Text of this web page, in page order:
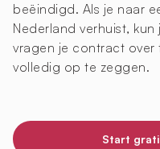
beëindigd. Als je naar
Nederland verhuist,
vragen je contract over
volledig op te zeggen.
Start